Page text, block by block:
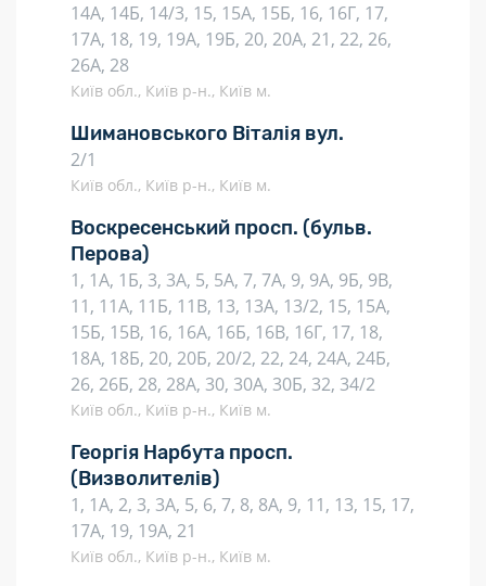
14А, 14Б, 14/3, 15, 15А, 15Б, 16, 16Г, 17,
17А, 18, 19, 19А, 19Б, 20, 20А, 21, 22, 26,
26А, 28
Київ обл., Київ р-н., Київ м.
Шимановського Віталія вул.
2/1
Київ обл., Київ р-н., Київ м.
Воскресенський просп. (бульв.
Перова)
1, 1А, 1Б, 3, 3А, 5, 5А, 7, 7А, 9, 9А, 9Б, 9В,
11, 11А, 11Б, 11В, 13, 13А, 13/2, 15, 15А,
15Б, 15В, 16, 16А, 16Б, 16В, 16Г, 17, 18,
18А, 18Б, 20, 20Б, 20/2, 22, 24, 24А, 24Б,
26, 26Б, 28, 28А, 30, 30А, 30Б, 32, 34/2
Київ обл., Київ р-н., Київ м.
Георгія Нарбута просп.
(Визволителів)
1, 1А, 2, 3, 3А, 5, 6, 7, 8, 8А, 9, 11, 13, 15, 17,
17А, 19, 19А, 21
Київ обл., Київ р-н., Київ м.